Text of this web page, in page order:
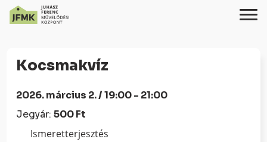
Content
navigációhozKocsmakvíz
2026. március 2. / 19:00 - 21:00
Jegyár:500 Ft
Ismeretterjesztés